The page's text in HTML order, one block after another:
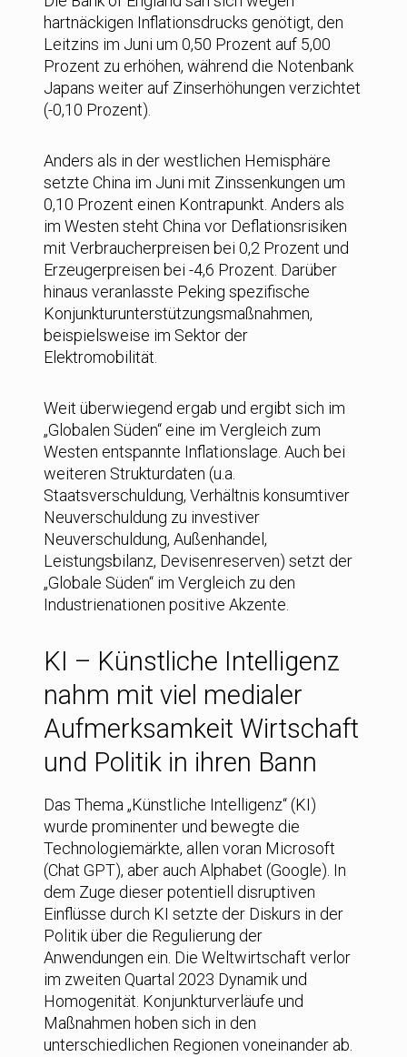
hartnäckigen Inflationsdrucks genötigt, den
Leitzins im Juni um 0,50 Prozent auf 5,00
Prozent zu erhöhen, während die Notenbank
Japans weiter auf Zinserhöhungen verzichtet
(-0,10 Prozent).
Anders als in der westlichen Hemisphäre
setzte China im Juni mit Zinssenkungen um
0,10 Prozent einen Kontrapunkt. Anders als
im Westen steht China vor Deflationsrisiken
mit Verbraucherpreisen bei 0,2 Prozent und
Erzeugerpreisen bei -4,6 Prozent. Darüber
hinaus veranlasste Peking spezifische
Konjunkturunterstützungsmaßnahmen,
beispielsweise im Sektor der
Elektromobilität.
Weit überwiegend ergab und ergibt sich im
„Globalen Süden“ eine im Vergleich zum
Westen entspannte Inflationslage. Auch bei
weiteren Strukturdaten (u.a.
Staatsverschuldung, Verhältnis konsumtiver
Neuverschuldung zu investiver
Neuverschuldung, Außenhandel,
Leistungsbilanz, Devisenreserven) setzt der
„Globale Süden“ im Vergleich zu den
Industrienationen positive Akzente.
KI – Künstliche Intelligenz
nahm mit viel medialer
Aufmerksamkeit Wirtschaft
und Politik in ihren Bann
Das Thema „Künstliche Intelligenz“ (KI)
wurde prominenter und bewegte die
Technologiemärkte, allen voran Microsoft
(Chat GPT), aber auch Alphabet (Google). In
dem Zuge dieser potentiell disruptiven
Einflüsse durch KI setzte der Diskurs in der
Politik über die Regulierung der
Anwendungen ein. Die Weltwirtschaft verlor
im zweiten Quartal 2023 Dynamik und
Homogenität. Konjunkturverläufe und
Maßnahmen hoben sich in den
unterschiedlichen Regionen voneinander ab.